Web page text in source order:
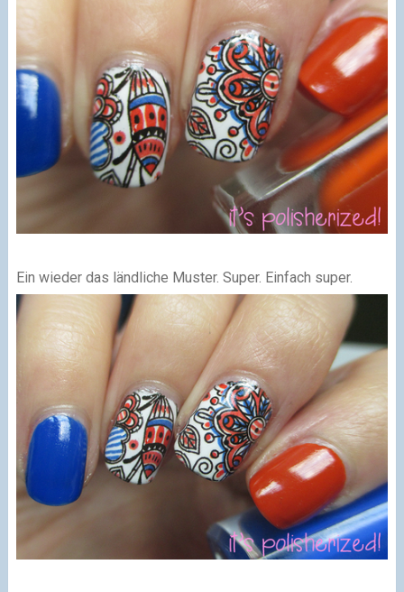
Ein wieder das ländliche Muster. Super. Einfach super.